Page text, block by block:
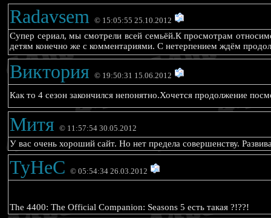
Radavsem © 15:05:55 25.10.2012
Супер сериал, мы смотрели всей семьёй.К просмотрам
детям конечно же с комментариями. С нетерпением ждём
Виктория © 19:50:31 15.06.2012
Как то 4 сезон закончился непонятно.Хочется продолжение
Митя © 11:57:54 30.05.2012
У вас очень хороший сайт. Но нет предела совершенству.
TyHeC © 05:54:34 26.03.2012
The 4400: The Official Companion: Seasons 5 есть такая ?!??!